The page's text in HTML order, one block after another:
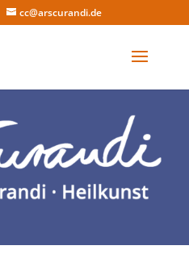
cc@arscurandi.de